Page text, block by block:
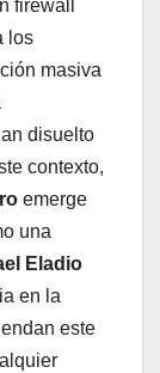
firewall
los
masiva
disuelto
contexto,
emerge
una
Eladio
en la
este